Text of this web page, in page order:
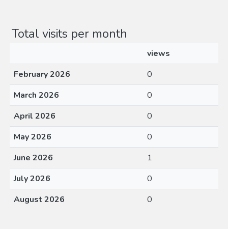
Total visits per month
views
February 2026
0
March 2026
0
April 2026
0
May 2026
0
June 2026
1
July 2026
0
August 2026
0